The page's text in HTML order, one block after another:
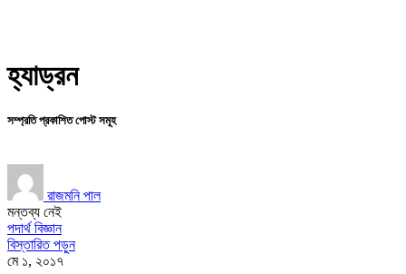
হ্যাড্রন
সম্প্রতি প্রকাশিত পোস্ট সমূহ
রাজমনি পাল
মন্তব্য নেই
পদার্থ বিজ্ঞান
বিস্তারিত পড়ুন
মে ১, ২০১৭